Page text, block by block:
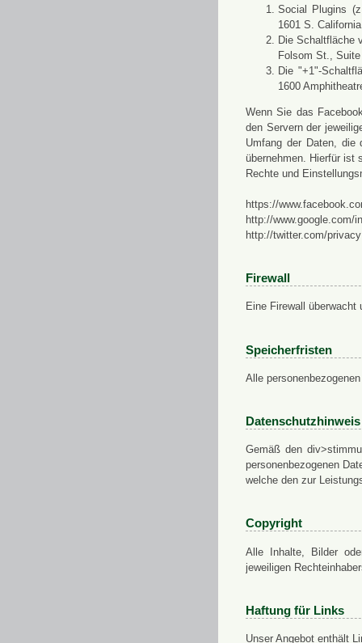
Social Plugins
1601 S.
Die Schaltfläche
Folsom St.,
Die "+1"-
1600
Wenn Sie das
den Servern der
Umfang der Daten, die
übernehmen. Hierfür ist
Rechte und
https://
http://www.google.com/
http://twitter.com/privacy
Firewall
Eine Firewall
Speicherfristen
Alle
Datenschutzhinweis
Gemäß den
personenbezogenen
welche den zur
Copyright
Alle Inhalte, Bilder
jeweiligen
Haftung für Links
Unser Angebot enthält